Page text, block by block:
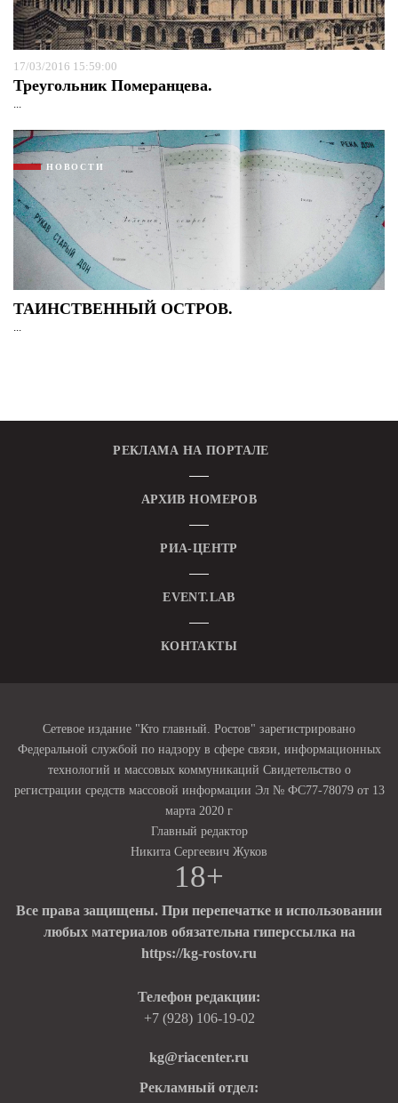
17/03/2016 15:59:00
Треугольник Померанцева.
...
НОВОСТИ
ТАИНСТВЕННЫЙ ОСТРОВ.
...
РЕКЛАМА НА ПОРТАЛЕ
АРХИВ НОМЕРОВ
РИА-ЦЕНТР
EVENT.LAB
КОНТАКТЫ
Сетевое издание "Кто главный. Ростов" зарегистрировано
Федеральной службой по надзору в сфере связи, информационных
технологий и массовых коммуникаций Свидетельство о
регистрации средств массовой информации Эл № ФС77-78079 от 13
марта 2020 г
Главный редактор
Никита Сергеевич Жуков
18+
Все права защищены. При перепечатке и использовании
любых материалов обязательна гиперссылка на
https://kg-rostov.ru
Телефон редакции:
+7 (928) 106-19-02
kg@riacenter.ru
Рекламный отдел: